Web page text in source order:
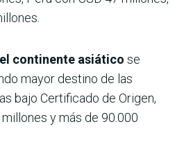
continente asiático se
mayor destino de las
bajo Certificado de Origen,
y más de 90.000